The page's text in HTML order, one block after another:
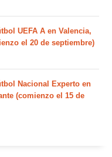
UEFA A en Valencia,
el 20 de septiembre)
Nacional Experto en
(comienzo el 15 de